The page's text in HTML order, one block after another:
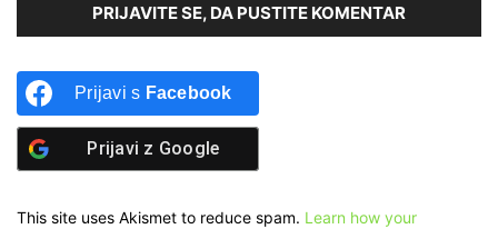
PRIJAVITE SE, DA PUSTITE KOMENTAR
Prijavi s Facebook
Prijavi z Google
This site uses Akismet to reduce spam. Learn how your